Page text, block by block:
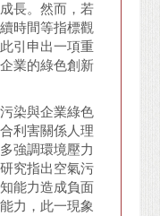
長。然而，若
時間等指標觀
引申出一項重
業的綠色創新
染與企業綠色
利害關係人理
強調環境壓力
究指出空氣污
能力造成負面
力，此一現象